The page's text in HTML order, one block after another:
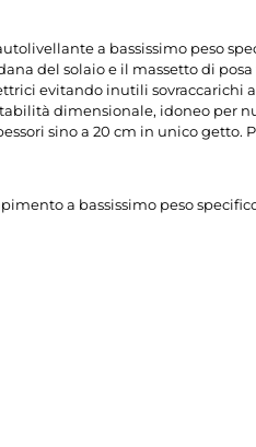
a bassissimo peso
del solaio e il massetto di
evitando inutili sovraccarichi
dimensionale, idoneo per
sino a 20 cm in unico getto.
a bassissimo peso